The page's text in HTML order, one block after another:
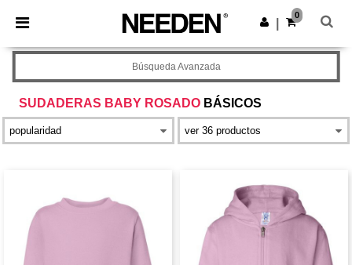
× App de Needen
¡Mejores precios en app!
Descargar app
0
SUDADERAS BABY ROSADO BÁSICOS
Búsqueda Avanzada